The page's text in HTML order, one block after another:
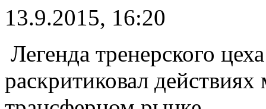
13.9.2015, 16:20
Легенда тренерского
раскритиковал